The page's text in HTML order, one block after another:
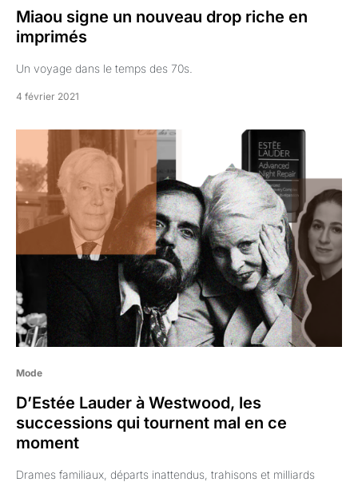
Miaou signe un nouveau drop riche en
imprimés
Un voyage dans le temps des 70s.
4 février 2021
Mode
D’Estée Lauder à Westwood, les
successions qui tournent mal en ce
moment
Drames familiaux, départs inattendus, trahisons et milliards